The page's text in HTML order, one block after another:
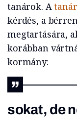
tanárok. A
kérdés, a
megtartására,
korábban
kormány:
sokat, de